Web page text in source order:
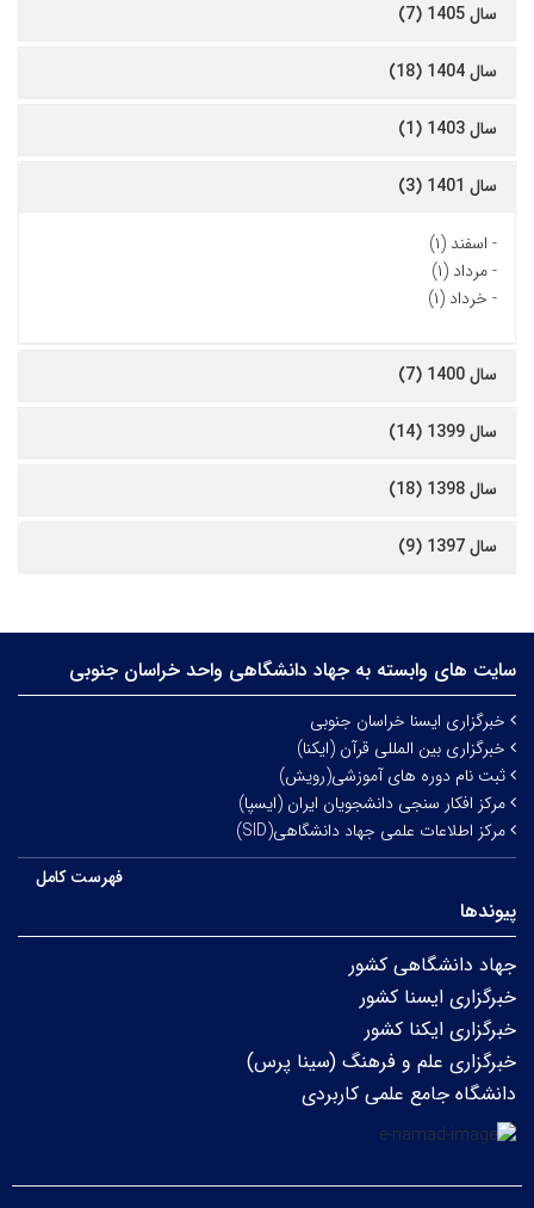
سال 1405 (7)
سال 1404 (18)
سال 1403 (1)
سال 1401 (3)
- اسفند (۱)
-مرداد (۱)
- خرداد (۱)
سال 1400 (7)
سال 1399 (14)
سال 1398 (18)
سال 1397 (9)
سایت های وابسته به جهاد دانشگاهی واحد خراسان جنوبی
خبرگزاری ایسنا خراسان جنوبی
خبرگزاری بین المللی قرآن (ایکنا)
ثبت نام دوره های آموزشی(رویش)
مرکز افکار سنجی دانشجویان ایران (ایسپا)
مرکز اطلاعات علمی جهاد دانشگاهی(SID)
فهرست کامل
پیوندها
جهاد دانشگاهی کشور
خبرگزاری ایسنا کشور
خبرگزاری ایکنا کشور
خبرگزاری علم و فرهنگ (سینا پرس)
دانشگاه جامع علمی کاربردی